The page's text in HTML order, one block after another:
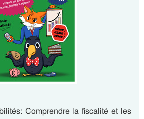
Comprendre la fiscalité et les